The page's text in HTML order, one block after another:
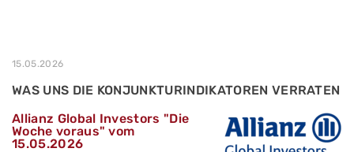
15.05.2026
WAS UNS DIE KONJUNKTURINDIKATOREN VERRATEN
Allianz Global Investors "Die
Woche voraus" vom
15.05.2026